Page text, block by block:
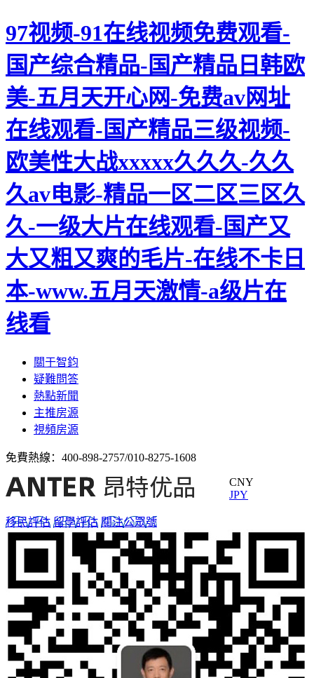
97视频-91在线视频免费观看-
国产综合精品-国产精品日韩欧
美-五月天开心网-免费av网址
在线观看-国产精品三级视频-
欧美性大战xxxxx久久久-久久
久av电影-精品一区二区三区久
久-一级大片在线观看-国产又
大又粗又爽的毛片-在线不卡日
本-www.五月天激情-a级片在
线看
關于智鈞
疑難問答
熱點新聞
主推房源
視頻房源
免費熱線： 400-898-2757/010-8275-1608
CNY
JPY
移民評估 留學評估 關注公眾號